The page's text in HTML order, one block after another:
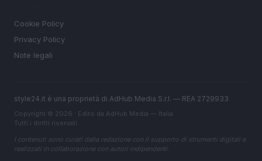
Cookie Policy
Privacy Policy
Note legali
style24.it è una proprietà di AdHub Media S.r.l. — REA 2729933
Copyright © 2026 · Edito da AdHub Media — Italia
Tutti i diritti riservati
I contenuti sono curati dalla redazione con il supporto di strumenti digitali e
realizzati in collaborazione con autori indipendenti.